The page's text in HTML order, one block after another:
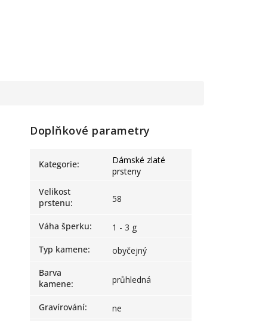
Doplňkové parametry
Kategorie:
Dámské zlaté
prsteny
Velikost
prstenu: 58
Váha šperku:
1 - 3 g
Typ kamene:
obyčejný
Barva
kamene: průhledná
Gravírování:
ne